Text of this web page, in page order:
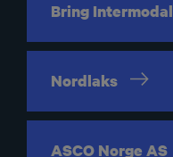
Bring Intermodal
Nordlaks
ASCO Norge AS